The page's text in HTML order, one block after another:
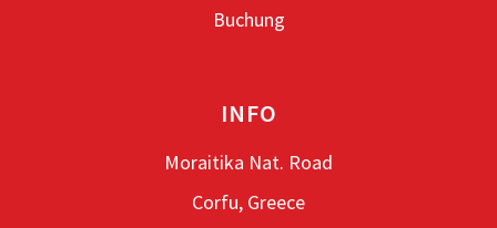
Buchung
INFO
Moraitika Nat. Road
Corfu, Greece